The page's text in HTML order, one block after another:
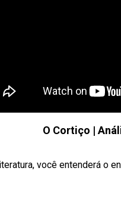
O Cortiço |
você entenderá o